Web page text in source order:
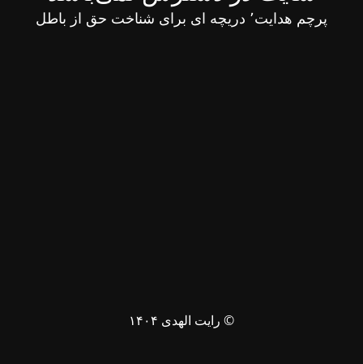
پرچم هدایت٬ دریچه ای برای شناخت حق از باطل
© رایت الهدی ۱۴۰۴